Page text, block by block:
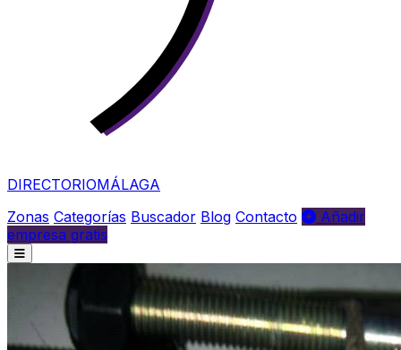
DIRECTORIOMÁLAGA
Zonas Categorías Buscador Blog Contacto
Añadir
empresa gratis